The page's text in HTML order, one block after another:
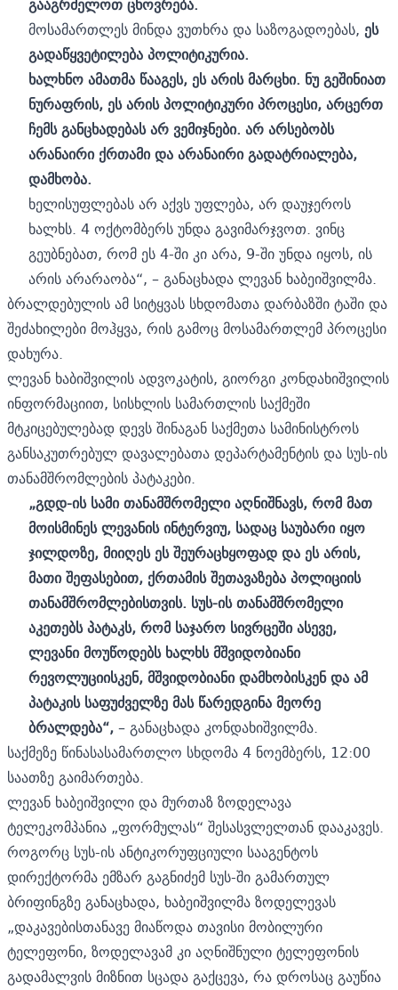
მოსამართლეს მინდა ვუთხრა და საზოგადოებას, ეს
გადაწყვეტილება პოლიტიკურია.
ხალხნო ამათმა წააგეს, ეს არის მარცხი. ნუ გეშინიათ
ნურაფრის, ეს არის პოლიტიკური პროცესი, არცერთ
ჩემს განცხადებას არ ვემიჯნები. არ არსებობს
არანაირი ქრთამი და არანაირი გადატრიალება,
დამხობა.
ხელისუფლებას არ აქვს უფლება, არ დაუჯეროს
ხალხს. 4 ოქტომბერს უნდა გავიმარჯვოთ. ვინც
გეუბნებათ, რომ ეს 4-ში კი არა, 9-ში უნდა იყოს, ის
არის არარაობა“, – განაცხადა ლევან ხაბეიშვილმა.
ბრალდებულის ამ სიტყვას სხდომათა დარბაზში ტაში და
შეძახილები მოჰყვა, რის გამოც მოსამართლემ პროცესი
დახურა.
ლევან ხაბიშვილის ადვოკატის, გიორგი კონდახიშვილის
ინფორმაციით, სისხლის სამართლის საქმეში
მტკიცებულებად დევს შინაგან საქმეთა სამინისტროს
განსაკუთრებულ დავალებათა დეპარტამენტის და სუს-ის
თანამშრომლების პატაკები.
„გდდ-ის სამი თანამშრომელი აღნიშნავს, რომ მათ
მოისმინეს ლევანის ინტერვიუ, სადაც საუბარი იყო
ჯილდოზე, მიიღეს ეს შეურაცხყოფად და ეს არის,
მათი შეფასებით, ქრთამის შეთავაზება პოლიციის
თანამშრომლებისთვის. სუს-ის თანამშრომელი
აკეთებს პატაკს, რომ საჯარო სივრცეში ასევე,
ლევანი მოუწოდებს ხალხს მშვიდობიანი
რევოლუციისკენ, მშვიდობიანი დამხობისკენ და ამ
პატაკის საფუძველზე მას წარედგინა მეორე
ბრალდება“,– განაცხადა კონდახიშვილმა.
საქმეზე წინასასამართლო სხდომა 4 ნოემბერს, 12:00
საათზე გაიმართება.
ლევან ხაბეიშვილი და მურთაზ ზოდელავა
ტელეკომპანია „ფორმულას“ შესასვლელთან დააკავეს.
როგორც სუს-ის ანტიკორუფციული სააგენტოს
დირექტორმა ემზარ გაგნიძემ სუს-ში გამართულ
ბრიფინგზე განაცხადა, ხაბეიშვილმა ზოდელევას
„დაკავებისთანავე მიაწოდა თავისი მობილური
ტელეფონი, ზოდელავამ კი აღნიშნული ტელეფონის
გადამალვის მიზნით სცადა გაქცევა, რა დროსაც გაუწია